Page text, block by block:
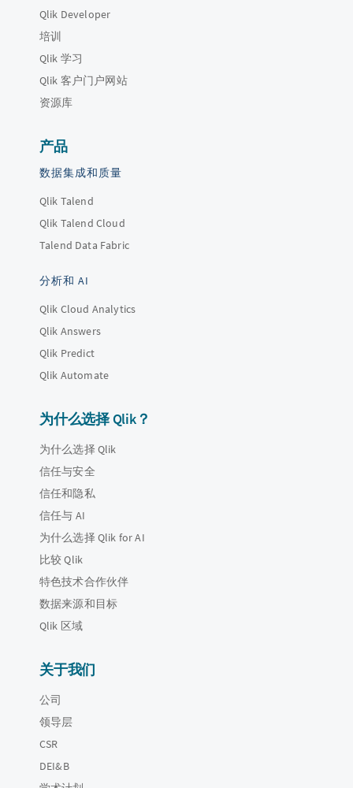
Qlik Developer
培训
Qlik 学习
Qlik 客户门户网站
资源库
产品
数据集成和质量
Qlik Talend
Qlik Talend Cloud
Talend Data Fabric
分析和 AI
Qlik Cloud Analytics
Qlik Answers
Qlik Predict
Qlik Automate
为什么选择 Qlik？
为什么选择 Qlik
信任与安全
信任和隐私
信任与 AI
为什么选择 Qlik for AI
比较 Qlik
特色技术合作伙伴
数据来源和目标
Qlik 区域
关于我们
公司
领导层
CSR
DEI&B